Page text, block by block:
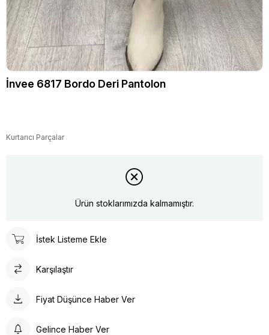
İnvee 6817 Bordo Deri Pantolon
Kurtarıcı Parçalar
Ürün stoklarımızda kalmamıştır.
İstek Listeme Ekle
Karşılaştır
Fiyat Düşünce Haber Ver
Gelince Haber Ver